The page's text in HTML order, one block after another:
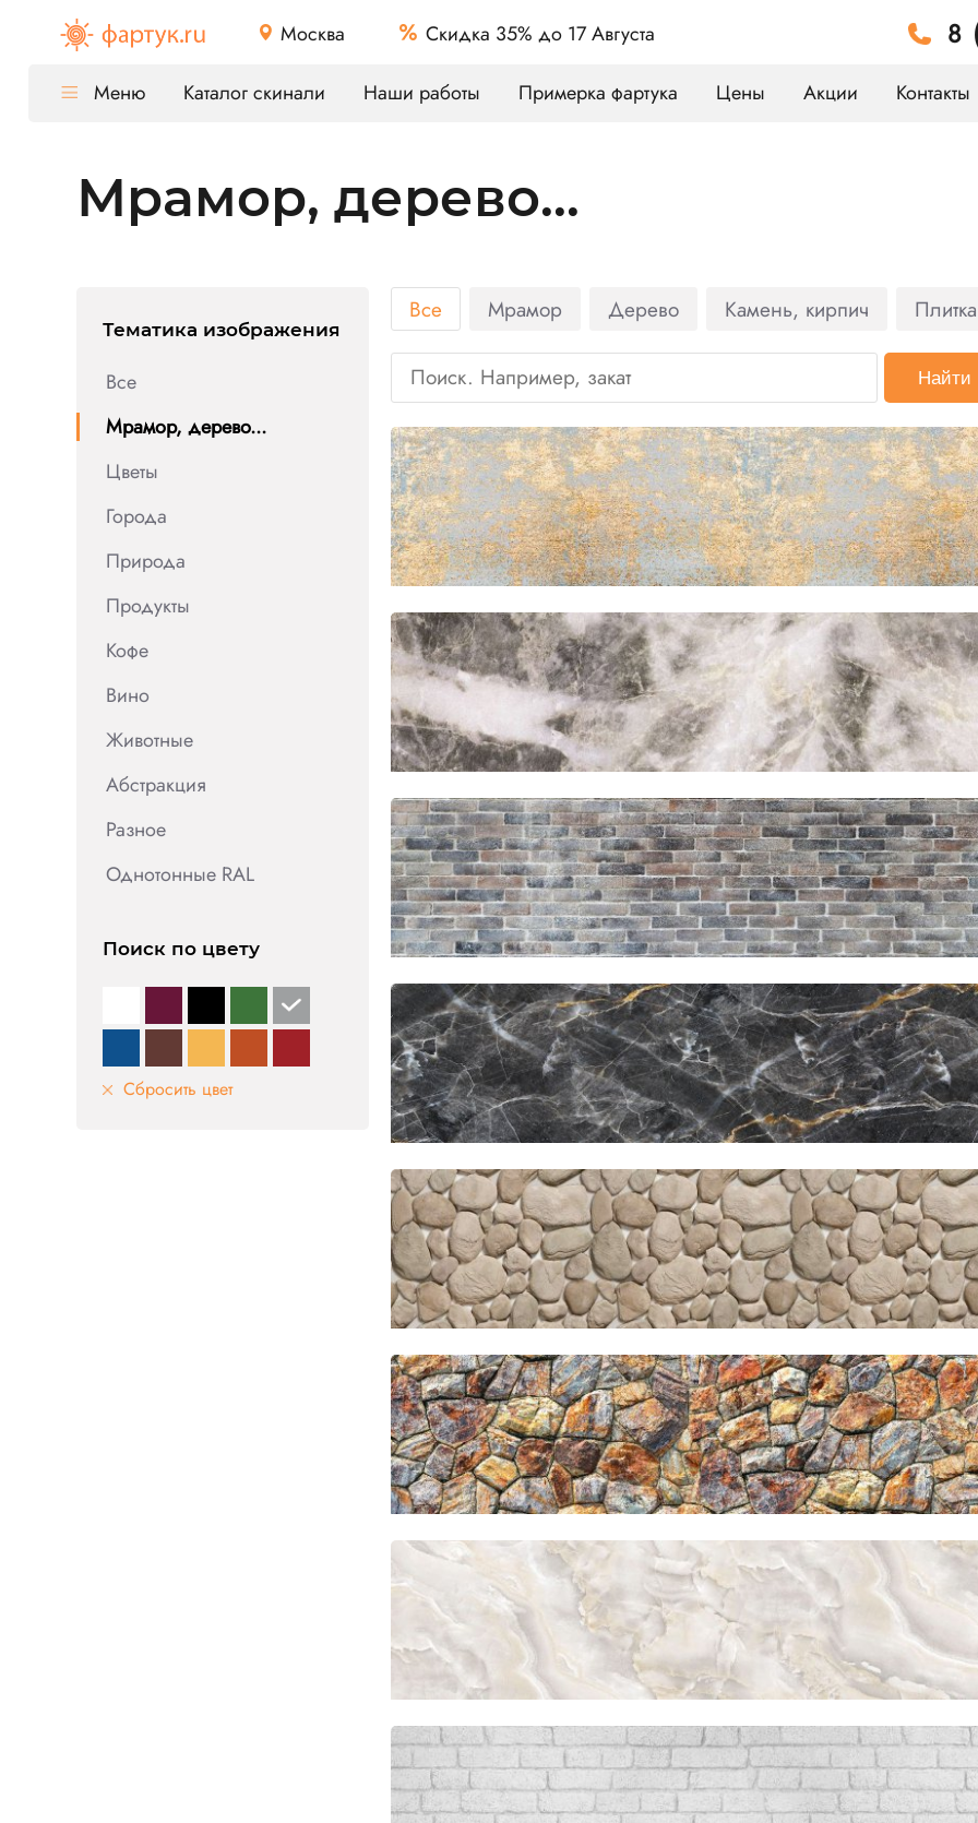
Москва Скидка 35% до 17 Августа 8
Меню Каталог скинали Наши работы Примерка фартука Цены Акции Контакты
Мрамор, дерево...
Тематика изображения
Все
Мрамор, дерево...
Цветы
Города
Природа
Продукты
Кофе
Вино
Животные
Абстракция
Разное
Однотонные RAL
Поиск по цвету
Сбросить цвет
Все Мрамор Дерево Камень, кирпич Плитка